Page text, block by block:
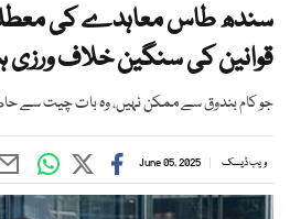
سندھ طاس معاہدے کی
قوانین کی سنگین خلاف ورزی
جو کام بندوق سے ممکن نہیں، وہ بات چیت سے
ویب ڈیسک June 05, 2025